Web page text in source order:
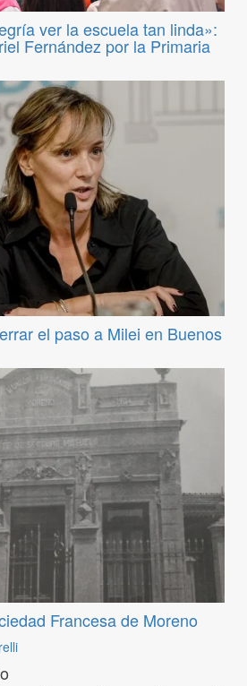
ver la escuela tan linda»:
Fernández por la Primaria
el paso a Milei en Buenos
Francesa de Moreno